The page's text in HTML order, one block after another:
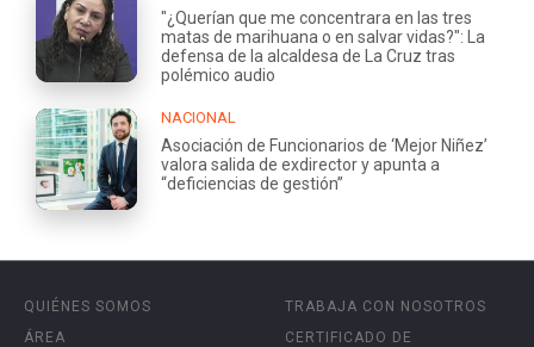
"¿Querían que me concentrara en las tres
matas de marihuana o en salvar vidas?": La
defensa de la alcaldesa de La Cruz tras
polémico audio
NACIONAL
Asociación de Funcionarios de ‘Mejor Niñez’
valora salida de exdirector y apunta a
“deficiencias de gestión”
QUIÉNES SOMOS
ÁREA
TRABAJA CON NOSOTROS
CERTIFICADO DE